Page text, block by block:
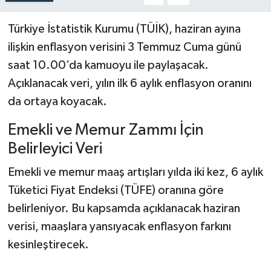
Türkiye İstatistik Kurumu (TÜİK), haziran ayına
ilişkin enflasyon verisini 3 Temmuz Cuma günü
saat 10.00’da kamuoyu ile paylaşacak.
Açıklanacak veri, yılın ilk 6 aylık enflasyon oranını
da ortaya koyacak.
Emekli ve Memur Zammı İçin
Belirleyici Veri
Emekli ve memur maaş artışları yılda iki kez, 6 aylık
Tüketici Fiyat Endeksi (TÜFE) oranına göre
belirleniyor. Bu kapsamda açıklanacak haziran
verisi, maaşlara yansıyacak enflasyon farkını
kesinleştirecek.